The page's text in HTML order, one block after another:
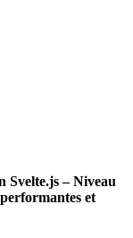
Svelte.js – Niveau
et